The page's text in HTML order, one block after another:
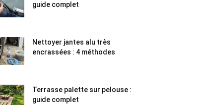
guide complet
Nettoyer jantes alu très
encrassées : 4 méthodes
Terrasse palette sur pelouse :
guide complet